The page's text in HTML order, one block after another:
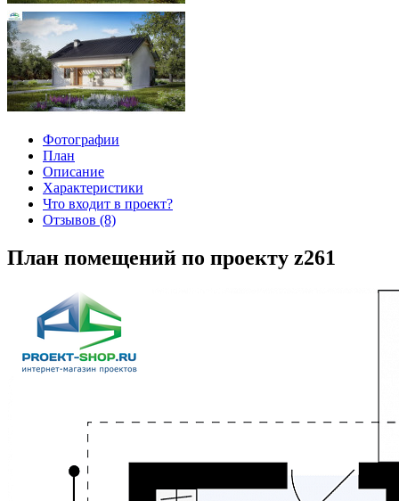
Фотографии
План
Описание
Характеристики
Что входит в проект?
Отзывов (8)
План помещений по проекту z261